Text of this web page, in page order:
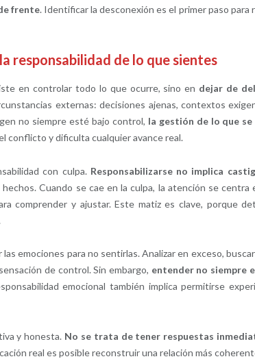
frente. Identificar la desconexión es el primer paso para
responsabilidad de lo que sientes
en controlar todo lo que ocurre, sino en dejar de
externas: decisiones ajenas, contextos
no siempre esté bajo control, la gestión de lo que
conflicto y dificulta cualquier avance real.
con culpa. Responsabilizarse no implica
Cuando se cae en la culpa, la atención se centra
comprender y ajustar. Este matiz es clave, porque
emociones para no sentirlas. Analizar en exceso,
de control. Sin embargo, entender no siempre
emocional también implica permitirse
y honesta. No se trata de tener respuestas
real es posible reconstruir una relación más